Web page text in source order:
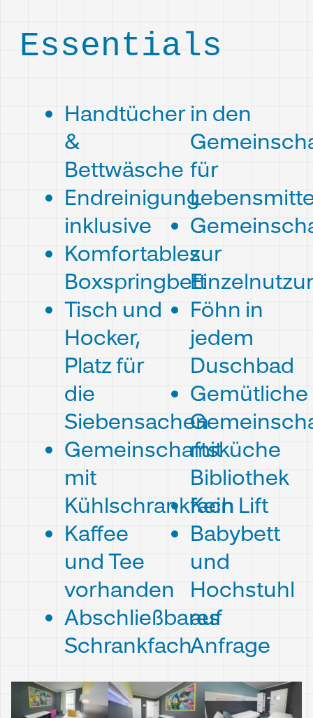
Essentials
Handtücher
&
Bettwäsche
Endreinigung
inklusive
Komfortables
Boxspringbett
Tisch und
Hocker,
Platz für
die
Siebensachen
Gemeinschaftsküche
mit
Kühlschrankfach
Kaffee
und Tee
vorhanden
Abschließbares
Schrankfach
in den
für
zur
Föhn in
jedem
Duschbad
Gemütliche
mit
Bibliothek
Kein Lift
Babybett
und
Hochstuhl
auf
Anfrage